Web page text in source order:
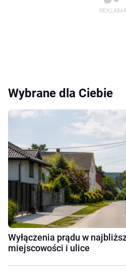
Wybrane dla Ciebie
Wyłączenia prądu w
miejscowości i ulice